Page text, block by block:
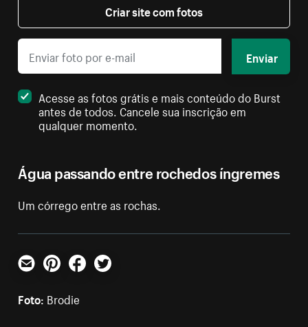
Água passando entre rochedos íngremes
Um córrego entre as rochas.
Criar site com fotos
Enviar
Acesse as fotos grátis e mais conteúdo do Burst
antes de todos. Cancele sua inscrição em
qualquer momento.
E-mailPinterestFacebookTwitter
Foto: Brodie